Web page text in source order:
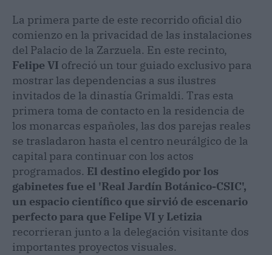
La primera parte de este recorrido oficial dio
comienzo en la privacidad de las instalaciones
del Palacio de la Zarzuela. En este recinto,
Felipe VI ofreció un tour guiado exclusivo para
mostrar las dependencias a sus ilustres
invitados de la dinastía Grimaldi. Tras esta
primera toma de contacto en la residencia de
los monarcas españoles, las dos parejas reales
se trasladaron hasta el centro neurálgico de la
capital para continuar con los actos
programados. El destino elegido por los
gabinetes fue el 'Real Jardín Botánico-CSIC',
un espacio científico que sirvió de escenario
perfecto para que Felipe VI y Letizia
recorrieran junto a la delegación visitante dos
importantes proyectos visuales.